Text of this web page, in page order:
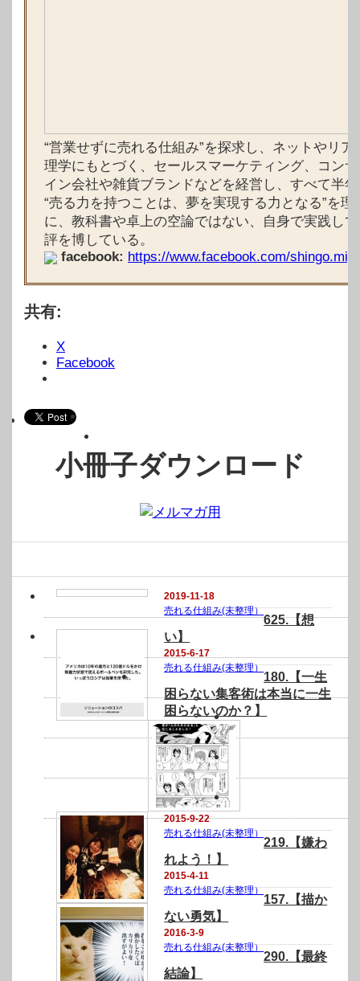
“営業せずに売れる仕組み”を探求し、ネットやリ
理学にもとづく、セールスマーケティング、コ
イン会社や雑貨ブランドなどを経営し、すべて半
“売る力を持つことは、夢を実現する力となる”を
に、教科書や卓上の空論ではない、自身で実践し
評を博している。
facebook: https://www.facebook.com/
共有:
X
Facebook
小冊子ダウンロード
2019-11-18
売れる仕組み(未整理）
625.【想
い】
2015-6-17
売れる仕組み(未整理）
180.【一生
困らない集客術は本当に一生
困らないのか？】
2015-9-22
売れる仕組み(未整理）
219.【嫌わ
れよう！】
2015-4-11
売れる仕組み(未整理）
157.【描か
ない勇気】
2016-3-9
売れる仕組み(未整理）
290.【最終
結論】